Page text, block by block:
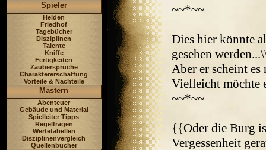
Spieler
Helden
Friedhof
Tagebücher
Disziplinen
Talente
Kniffe
Fertigkeiten
Zaubersprüche
Charaktererschaffung
Vorteile & Nachteile
Mastern
Abenteuer
Gebäude und Material
Spielleiter Tipps
Regelfragen
Wertetabellen
Disziplinenvergleich
Quellenbücher
~~*~~
Dies hier könnte
gesehen
Aber er scheint es
Vielleicht möchte
~~*~~
{{Oder die Burg
Vergessenheit